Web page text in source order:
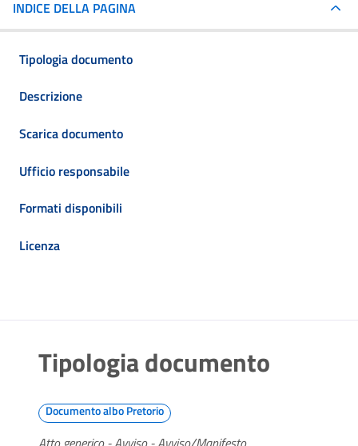
INDICE DELLA PAGINA
Tipologia documento
Descrizione
Scarica documento
Ufficio responsabile
Formati disponibili
Licenza
Tipologia documento
Documento albo Pretorio